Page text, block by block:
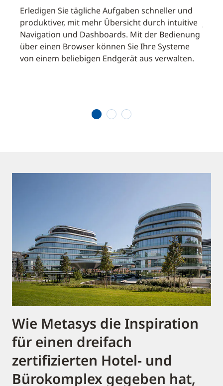
Erledigen Sie tägliche Aufgaben schneller und
produktiver, mit mehr Übersicht durch intuitive
Navigation und Dashboards. Mit der Bedienung
über einen Browser können Sie Ihre Systeme
von einem beliebigen Endgerät aus verwalten.
Wie Metasys die Inspiration
für einen dreifach
zertifizierten Hotel- und
Bürokomplex gegeben hat,